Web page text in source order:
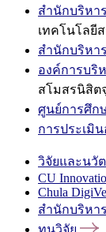
สำนักบริหา
เทคโนโลยี
สำนักบริหา
องค์การบริ
สโมสรนิสิต
ศูนย์การศึก
การประเมิ
วิจัยและนวั
CU
Chula
สำนักบริหา
ทุนวิจัย